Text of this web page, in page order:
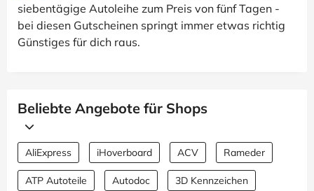
siebentägige Autoleihe zum Preis von fünf Tagen -
bei diesen Gutscheinen springt immer etwas richtig
Günstiges für dich raus.
Beliebte Angebote für Shops
AliExpress iHoverboard ACV Rameder
ATP Autoteile Autodoc 3D Kennzeichen